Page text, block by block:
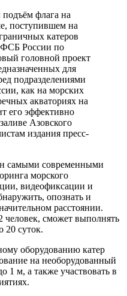
флага на
поступившем на
катеров
ФСБ России по
головной проект
для
подразделениями
как на морских
акваториях на
его эффективно
Азовского
издания пресс-
самыми современными
морского
видеофиксации и
опознать и
расстоянии.
человек, сможет выполнять
20 суток.
оборудованию катер
на необорудованный
1 м, а также участвовать в